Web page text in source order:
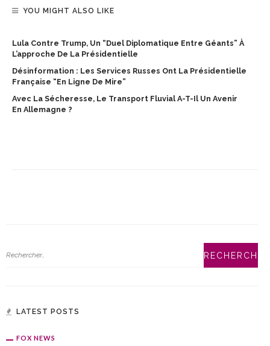
YOU MIGHT ALSO LIKE
Lula Contre Trump, Un “duel Diplomatique Entre Géants” À
L’approche De La Présidentielle
Désinformation : Les Services Russes Ont La Présidentielle
Française “en Ligne De Mire”
Avec La Sécheresse, Le Transport Fluvial A-T-Il Un Avenir
En Allemagne ?
LATEST POSTS
FOX NEWS